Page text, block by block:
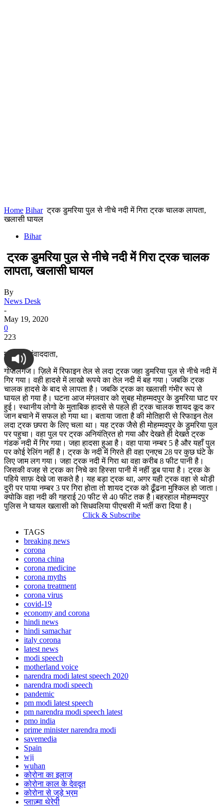
Home Bihar ट्रक डुमरिया पुल से नीचे नदी में गिरा ट्रक चालक लापता,
खलासी घायल
Bihar
ट्रक डुमरिया पुल से नीचे नदी में गिरा ट्रक चालक
लापता, खलासी घायल
By
News Desk
-
May 19, 2020
0
223
मदरलैंड संवाददाता,
गोपालगंज। ज़िले में रिफाइन तेल से लदा ट्रक जहा डुमरिया पुल से नीचे नदी में
गिर गया। वही हादसे में लाखो रूपये का तेल नदी में बह गया। जबकि ट्रक
चालक हादसे के बाद से लापता है। जबकि ट्रक का खलासी गंभीर रूप से
घायल हो गया है। घटना आज मंगलवार को सुबह मोहम्मदपुर के डुमरिया घाट पर
हुई। स्थानीय लोगो के मुताबिक हादसे से पहले ही ट्रक चालक शायद कूद कर
जान बचाने में सफल हो गया था। बताया जाता है की मोतिहारी से रिफाइन तेल
लदा ट्रक छपरा के लिए चला था। यह ट्रक जैसे ही मोहम्मदपुर के डुमरिया पुल
पर पहुचा। वहा पुल पर ट्रक अनियंत्रित हो गया और देखते ही देखते ट्रक
गंडक नदी में गिर गया। जहा हादसा हुआ है। वहा पाया नम्बर 5 है और यहाँ पुल
पर कोई रेलिंग नहीं है। ट्रक के नदी में गिरते ही वहा एनएच 28 पर कुछ घंटे के
लिए जाम लग गया। जहा ट्रक नदी में गिरा था वहा करीब 8 फीट पानी है।
जिसकी वजह से ट्रक का निचे का हिस्सा पानी में नहीं डूब पाया है। ट्रक के
पहिये साफ़ देखे जा सकते है। यह बड़ा ट्रक था, अगर यही ट्रक वहा से थोड़ी
दुरी पर पाया नम्बर 3 पर गिरा होता तो शायद ट्रक को ढूँढना मुश्किल हो जाता।
क्योकि वहा नदी की गहराई 20 फीट से 40 फीट तक है।बहरहाल मोहम्मदपुर
पुलिस ने घायल खलासी को सिधवलिया पीएचसी में भर्ती करा दिया है।
Click & Subscribe
TAGS
breaking news
corona
corona china
corona medicine
corona myths
corona treatment
corona virus
covid-19
economy and corona
hindi news
hindi samachar
italy corona
latest news
modi speech
motherland voice
narendra modi latest speech 2020
narendra modi speech
pandemic
pm modi latest speech
pm narendra modi speech latest
pmo india
prime minister narendra modi
savemedia
Spain
wji
wuhan
कोरोना का इलाज
कोरोना काल के देवदूत
कोरोना से जुड़े भ्रम
प्लाज़्मा थेरेपी